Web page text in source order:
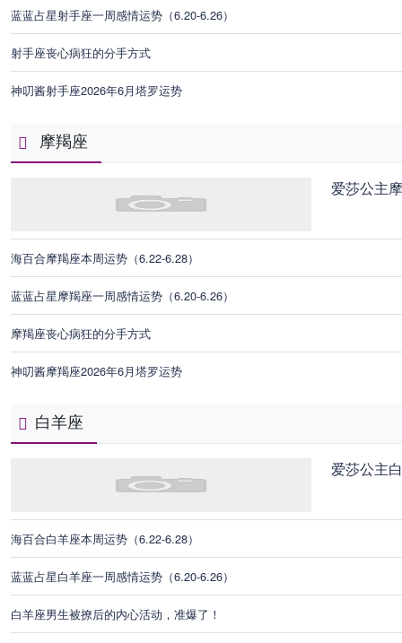
蓝蓝占星射手座一周感情运势（6.20-6.26）
射手座丧心病狂的分手方式
神叨酱射手座2026年6月塔罗运势
摩羯座
爱莎公主
海百合摩羯座本周运势（6.22-6.28）
蓝蓝占星摩羯座一周感情运势（6.20-6.26）
摩羯座丧心病狂的分手方式
神叨酱摩羯座2026年6月塔罗运势
白羊座
爱莎公主
海百合白羊座本周运势（6.22-6.28）
蓝蓝占星白羊座一周感情运势（6.20-6.26）
白羊座男生被撩后的内心活动，准爆了！